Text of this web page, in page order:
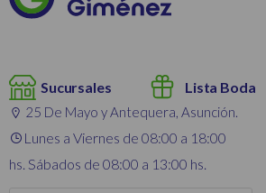
Sucursales Lista Boda
25 De Mayo y Antequera, Asunción.
Lunes a Viernes de 08:00 a 18:00
hs. Sábados de 08:00 a 13:00 hs.